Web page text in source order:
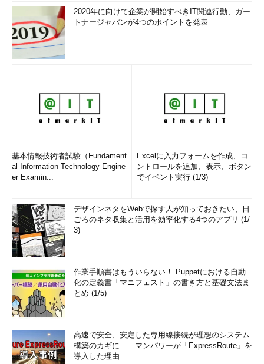
2020年に向けて企業が開始すべきIT関連行動、ガー
トナージャパンが4つのポイントを発表
基本情報技術者試験（Fundament
al Information Technology Engine
er Examin...
Excelに入力フォームを作成、コ
ントロールを追加、表示、ボタン
でイベント実行 (1/3)
デザインネタをWebで探す人が知っておきたい、日
ごろのネタ収集と活用を効率化する4つのアプリ (1/
3)
作業手順書はもういらない！ Puppetにおける自動
化の定義書「マニフェスト」の書き方と基礎文法ま
とめ (1/5)
高速で安全、安定した専用線接続が理想のシステム
構築のカギに――マンパワーが「ExpressRoute」を
導入した理由